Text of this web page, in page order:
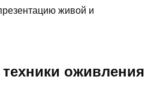
живой и
техники оживления